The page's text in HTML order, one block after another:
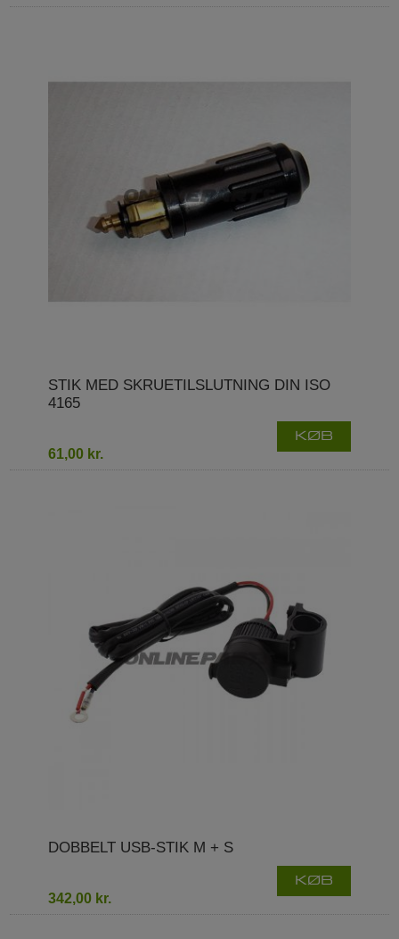
STIK MED SKRUETILSLUTNING DIN ISO
4165
61,00 kr.
KØB
DOBBELT USB-STIK M + S
342,00 kr.
KØB